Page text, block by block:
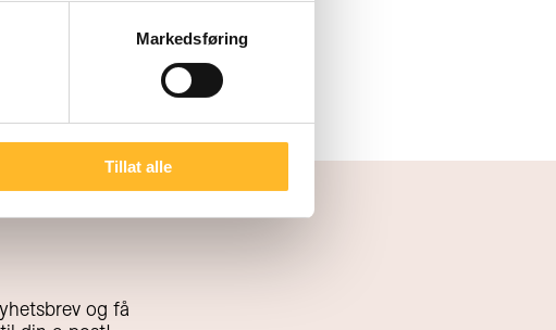
Markedsføring
Tillat alle
og få